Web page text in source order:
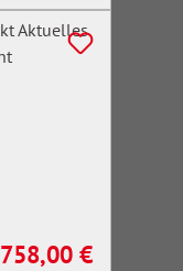
Regulärer Preis:
758,00 €